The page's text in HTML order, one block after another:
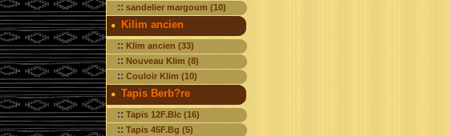
:: sandelier margoum (10)
Kilim ancien
:: Klim ancien (33)
:: Nouveau Klim (8)
:: Couloir Klim (10)
Tapis Berb?re
:: Tapis 12F.Blc (16)
:: Tapis 45F.Bg (5)